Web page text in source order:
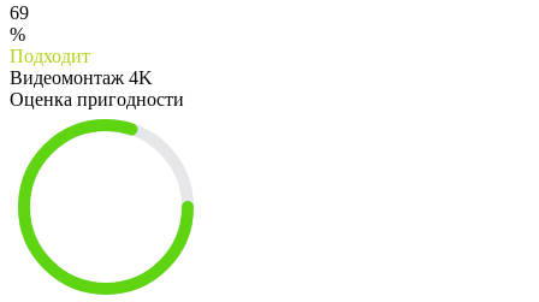
69
%
Подходит
Видеомонтаж 4K
Оценка пригодности